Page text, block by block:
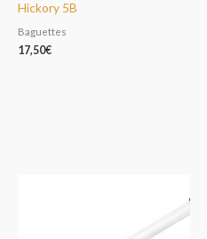
Hickory 5B
Baguettes
17,50€